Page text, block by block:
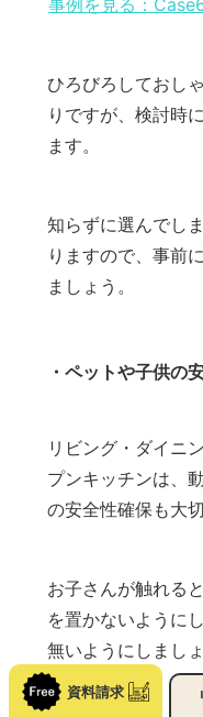
ひろびろしておし
りですが、検討時
ます。
知らずに選んでし
りますので、事前
ましょう。
・ペットや子供の
リビング・ダイニ
プンキッチンは、
の安全性確保も大
お子さんが触れる
を置かないように
無いようにしましょ
資料請求